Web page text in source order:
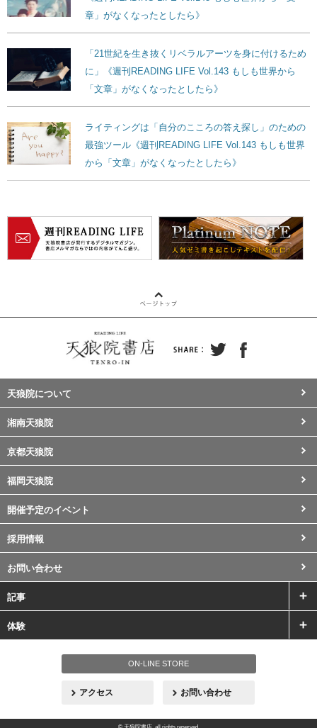
章」がなくなったとしたら》
「21世紀を生き抜くリベラルアーツを身に付けるため
に」《週刊READING LIFE Vol.143 もしも世界から
「文章」がなくなったとしたら》
ライティングは「自分のこころの答え探し」のための
最強ツール《週刊READING LIFE Vol.143 もしも世界
から「文章」がなくなったとしたら》
天狼院について
湘南天狼院
京都天狼院
福岡天狼院
開催予定のイベント
採用情報
お問い合わせ
記事
体験
ON-LINE STORE
アクセス お問い合わせ